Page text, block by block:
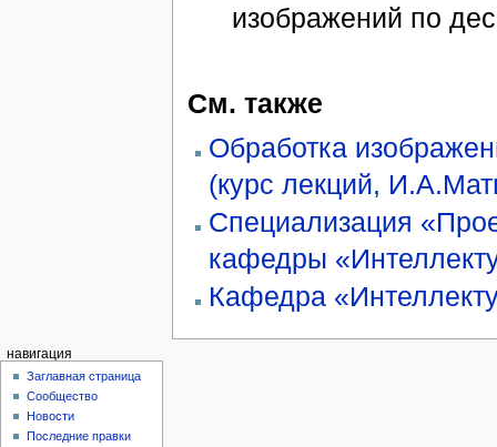
изображений по
См. также
Обработка
(курс лекций,
Специализация
кафедры
Кафедра
навигация
Заглавная страница
Сообщество
Новости
Последние правки